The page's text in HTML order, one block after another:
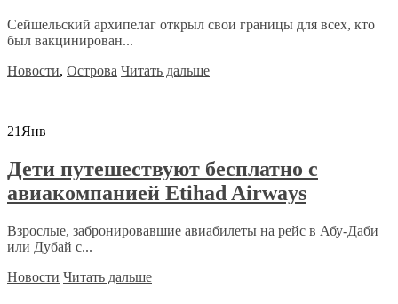
Сейшельский архипелаг открыл свои границы для всех, кто
был вакцинирован...
Новости, Острова Читать дальше
21Янв
Дети путешествуют бесплатно с
авиакомпанией Etihad Airways
Взрослые, забронировавшие авиабилеты на рейс в Абу-Даби
или Дубай с...
Новости Читать дальше